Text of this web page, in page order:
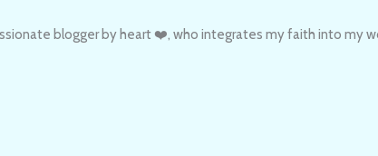
blogger by heart ❤️, who integrates my faith into my